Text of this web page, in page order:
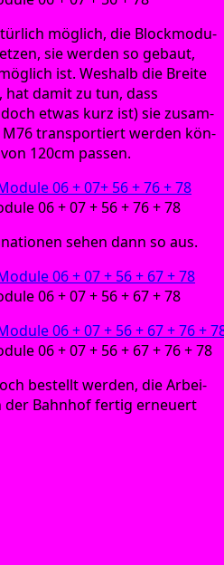
mög­lich, die Block­mo­du­
sie wer­den so gebaut,
ist. Wes­halb die Brei­te
damit zu tun, dass
etwas kurz ist) sie zusam­
trans­por­tiert wer­den kön­
120cm passen.
06 + 07 + 56 + 76 + 78
sehen dann so aus.
06 + 07 + 56 + 67 + 78
06 + 07 + 56 + 67 + 76 + 78
bestellt wer­den, die Arbei­
der Bahn­hof fer­tig erneu­ert